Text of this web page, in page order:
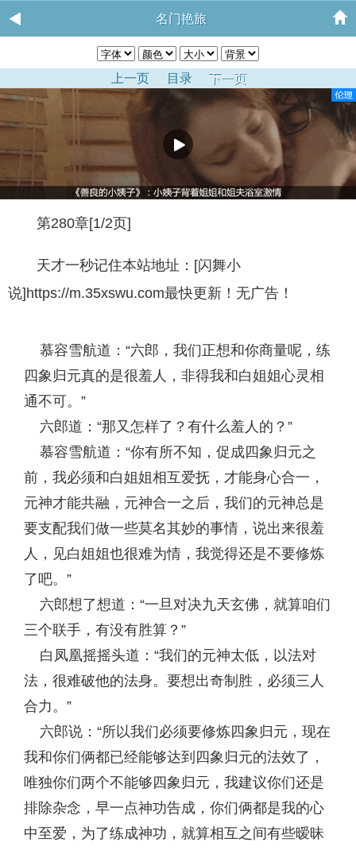
名门艳旅
上一页 目录 下一页
第280章[1/2页]
天才一秒记住本站地址：[闪舞小
说]https://m.35xswu.com最快更新！无广告！
慕容雪航道：“六郎，我们正想和你商量呢，练
四象归元真的是很羞人，非得我和白姐姐心灵相
通不可。”
六郎道：“那又怎样了？有什么羞人的？”
慕容雪航道：“你有所不知，促成四象归元之
前，我必须和白姐姐相互爱抚，才能身心合一，
元神才能共融，元神合一之后，我们的元神总是
要支配我们做一些莫名其妙的事情，说出来很羞
人，见白姐姐也很难为情，我觉得还是不要修炼
了吧。”
六郎想了想道：“一旦对决九天玄佛，就算咱们
三个联手，有没有胜算？”
白凤凰摇摇头道：“我们的元神太低，以法对
法，很难破他的法身。要想出奇制胜，必须三人
合力。”
六郎说：“所以我们必须要修炼四象归元，现在
我和你们俩都已经能够达到四象归元的法效了，
唯独你们两个不能够四象归元，我建议你们还是
排除杂念，早一点神功告成，你们俩都是我的心
中至爱，为了练成神功，就算相互之间有些暧昧